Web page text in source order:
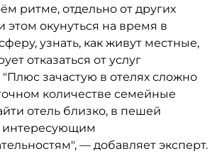
ритме, отдельно от других
этом окунуться на время в
узнать, как живут местные,
отказаться от услуг
"Плюс зачастую в отелях сложно
количестве семейные
отель близко, в пешей
интересующим
— добавляет эксперт.